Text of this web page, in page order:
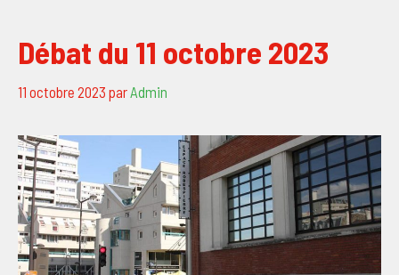
Débat du 11 octobre 2023
11 octobre 2023 par Admin